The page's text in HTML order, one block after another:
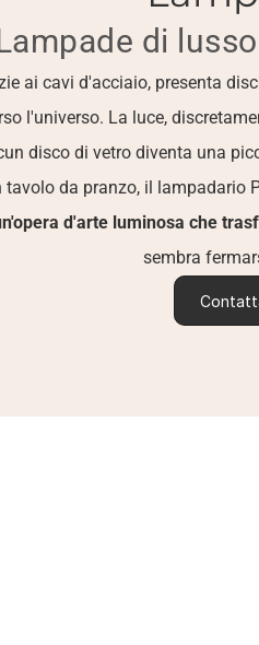
di
ai cavi d'acciaio, presenta
l'universo. La luce,
disco di vetro diventa una
da pranzo, il lampadario
d'arte luminosa che
sembra